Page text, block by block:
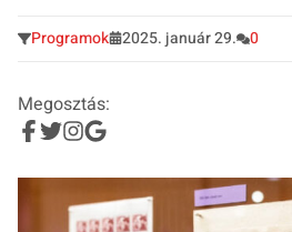
Programok 2025. január 29. 0
Megosztás: